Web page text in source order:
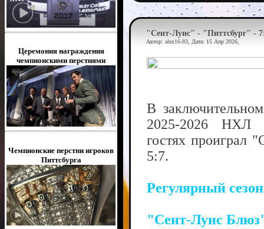
Церемония награждения
чемпионскими перстнями
Чемпионские перстни игроков
Питтсбурга
"Сент-Луис" - "Питтсбург" -
Автор: alex16-83, Дата: 15 Апр 2026,
В
2025-2026 НХЛ
гостях проиграл
5:7.
Регулярный
"Сент-Луис